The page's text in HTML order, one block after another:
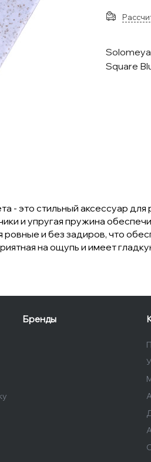
Square
- это стильный аксессуар
и упругая пружина
и без задиров, что
на ощупь и имеет
Бренды